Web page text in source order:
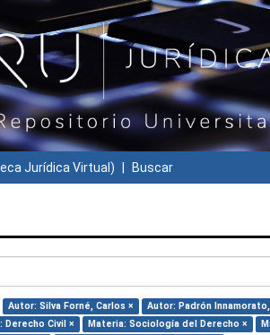
Jurídica Virtual) Buscar
Autor: Silva Forné, Carlos ×
Autor: Padrón
Derecho Civil × Materia: Sociología del Derecho ×